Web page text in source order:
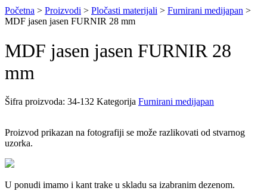
Početna > Proizvodi > Pločasti materijali > Furnirani medijapan >
MDF jasen jasen FURNIR 28 mm
MDF jasen jasen FURNIR 28
mm
Šifra proizvoda: 34-132 Kategorija Furnirani medijapan
Proizvod prikazan na fotografiji se može razlikovati od stvarnog
uzorka.
U ponudi imamo i kant trake u skladu sa izabranim dezenom.